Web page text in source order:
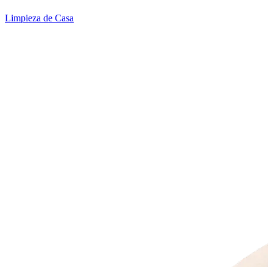
Limpieza de Casa